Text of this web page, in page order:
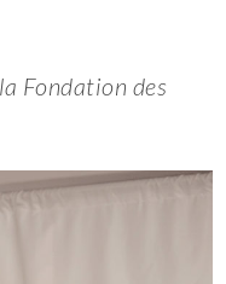
Fondation des